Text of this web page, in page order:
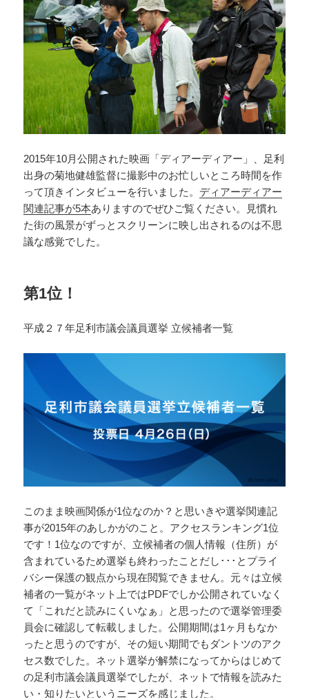
2015年10月公開された映画「ディアーディアー」、足利
出身の菊地健雄監督に撮影中のお忙しいところ時間を作
って頂きインタビューを行いました。 ディアーディアー
関連記事が5本ありますのでぜひご覧ください。見慣れ
た街の風景がずっとスクリーンに映し出されるのは不思
議な感覚でした。
第1位！
平成２７年足利市議会議員選挙 立候補者一覧
このまま映画関係が1位なのか？と思いきや選挙関連記
事が2015年のあしかがのこと。アクセスランキング1位
です！1位なのですが、立候補者の個人情報（住所）が
含まれているため選挙も終わったことだし･･･とプライ
バシー保護の観点から現在閲覧できません。元々は立候
補者の一覧がネット上ではPDFでしか公開されていなく
て「これだと読みにくいなぁ」と思ったので選挙管理委
員会に確認して転載しました。公開期間は1ヶ月もなか
ったと思うのですが、その短い期間でもダントツのアク
セス数でした。ネット選挙が解禁になってからはじめて
の足利市議会議員選挙でしたが、ネットで情報を読みた
い・知りたいというニーズを感じました。